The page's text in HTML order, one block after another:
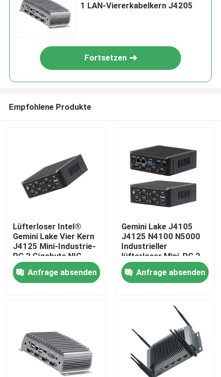
Startseite
Über uns
Fabrik Tour
1 LAN-Viererkabelkern J4205
Fortsetzen
Empfohlene Produkte
Lüfterloser Intel®
Gemini Lake Vier Kern
J4125 Mini-Industrie-
PC 2 Gigabyte NIC
6COM Nuc
Anfrage absenden
Gemini Lake J4105
J4125 N4100 N5000
Industrieller
lüfterloser Mini-PC 2
LAN 6COM Nuc
Anfrage absenden